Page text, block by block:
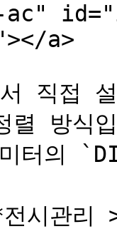
ac"
a>
서 직접
렬 방식
의
시관